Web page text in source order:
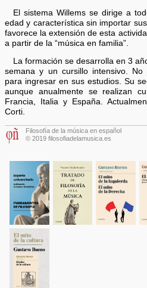
El sistema Willems se dirige a
edad y característica sin importar
favorece la extensión de esta
a partir de la “música en familia”.
La formación se desarrolla en 3
semana y un cursillo intensivo. No
para ingresar en sus estudios. Su
aunque anualmente se realizan
Francia, Italia y España.
Corti.
Filosofía de la música en español
© 2019 filosofiadelamusica.es